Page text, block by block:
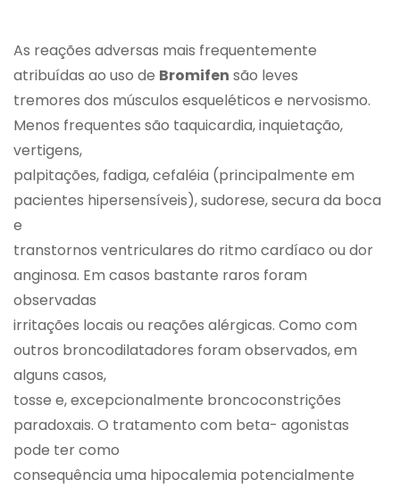
As reações adversas mais frequentemente
atribuídas ao uso de Bromifen são leves
tremores dos músculos esqueléticos e nervosismo.
Menos frequentes são taquicardia, inquietação,
vertigens,
palpitações, fadiga, cefaléia (principalmente em
pacientes hipersensíveis), sudorese, secura da boca
e
transtornos ventriculares do ritmo cardíaco ou dor
anginosa. Em casos bastante raros foram
observadas
irritações locais ou reações alérgicas. Como com
outros broncodilatadores foram observados, em
alguns casos,
tosse e, excepcionalmente broncoconstrições
paradoxais. O tratamento com beta- agonistas
pode ter como
consequência uma hipocalemia potencialmente